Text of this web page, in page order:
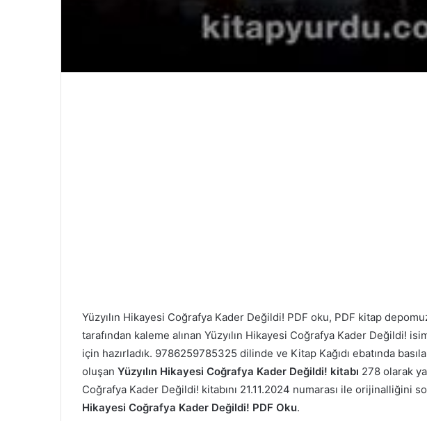
Yüzyılın Hikayesi Coğrafya Kader Değildi! PDF oku, PDF kitap
tarafından kaleme alınan Yüzyılın Hikayesi Coğrafya Kader Değildi!
için hazırladık. 9786259785325 dilinde ve Kitap Kağıdı ebatında
oluşan Yüzyılın Hikayesi Coğrafya Kader Değildi! kitabı 278 olarak
Coğrafya Kader Değildi! kitabını 21.11.2024 numarası ile orijinalliğini
Hikayesi Coğrafya Kader Değildi! PDF Oku.